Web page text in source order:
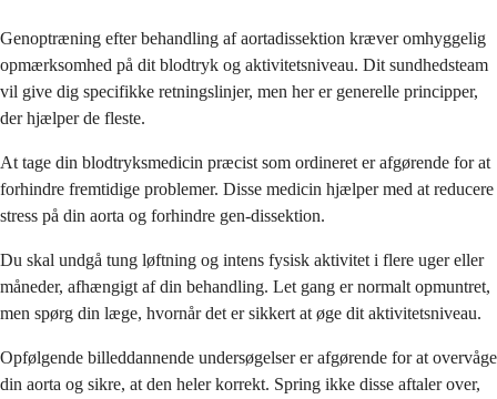
Genoptræning efter behandling af aortadissektion kræver omhyggelig
opmærksomhed på dit blodtryk og aktivitetsniveau. Dit sundhedsteam
vil give dig specifikke retningslinjer, men her er generelle principper,
der hjælper de fleste.
At tage din blodtryksmedicin præcist som ordineret er afgørende for at
forhindre fremtidige problemer. Disse medicin hjælper med at reducere
stress på din aorta og forhindre gen-dissektion.
Du skal undgå tung løftning og intens fysisk aktivitet i flere uger eller
måneder, afhængigt af din behandling. Let gang er normalt opmuntret,
men spørg din læge, hvornår det er sikkert at øge dit aktivitetsniveau.
Opfølgende billeddannende undersøgelser er afgørende for at overvåge
din aorta og sikre, at den heler korrekt. Spring ikke disse aftaler over,